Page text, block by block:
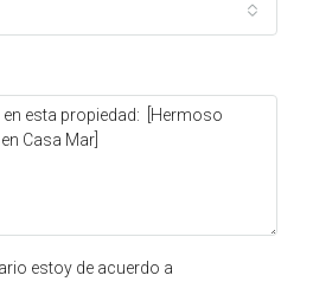
estoy de acuerdo a